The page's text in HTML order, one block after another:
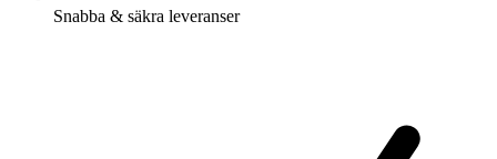
Snabba & säkra leveranser